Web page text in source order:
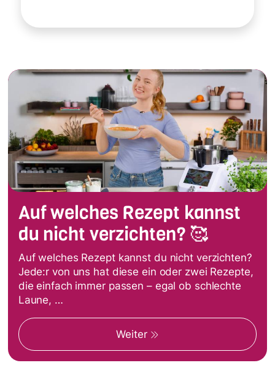
Auf welches Rezept kannst
du nicht verzichten? 🥰
Auf welches Rezept kannst du nicht verzichten?
Jede:r von uns hat diese ein oder zwei Rezepte,
die einfach immer passen – egal ob schlechte
Laune, …
Weiter